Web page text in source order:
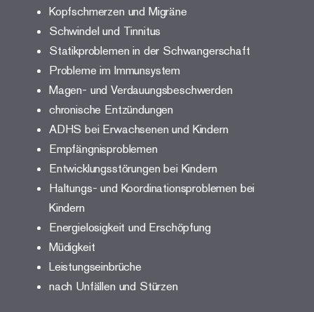
Kopfschmerzen und Migräne
Schwindel und Tinnitus
Statikproblemen in der Schwangerschaft
Probleme im Immunsystem
Magen- und Verdauungsbeschwerden
chronische Entzündungen
ADHS bei Erwachsenen und Kindern
Empfängnisproblemen
Entwicklungsstörungen bei Kindern
Haltungs- und Koordinationsproblemen bei
Kindern
Energielosigkeit und Erschöpfung
Müdigkeit
Leistungseinbrüche
nach Unfällen und Stürzen